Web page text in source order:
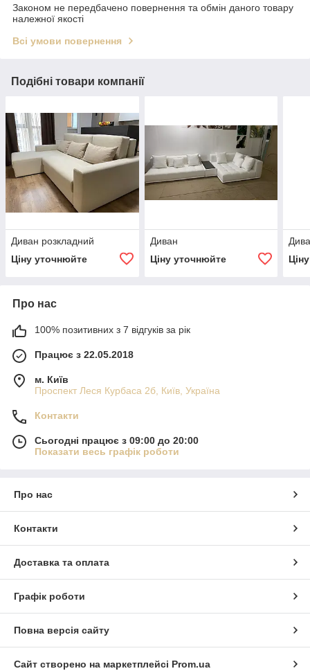
Законом не передбачено повернення та обмін даного товару
належної якості
Всі умови повернення
Подібні товари компанії
Диван розкладний
Ціну уточнюйте
Диван
Ціну уточнюйте
Про нас
100% позитивних з 7 відгуків за рік
Працює з 22.05.2018
м. Київ
Проспект Леся Курбаса 2б, Київ, Україна
Контакти
Сьогодні працює з 09:00 до 20:00
Показати весь графік роботи
Про нас
Контакти
Доставка та оплата
Графік роботи
Повна версія сайту
Сайт створено на маркетплейсі Prom.ua